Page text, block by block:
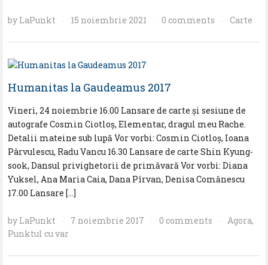
by LaPunkt · 15 noiembrie 2021 · 0 comments · Carte
Humanitas la Gaudeamus 2017
Vineri, 24 noiembrie 16.00 Lansare de carte și sesiune de
autografe Cosmin Ciotloș, Elementar, dragul meu Rache.
Detalii mateine sub lupă Vor vorbi: Cosmin Ciotloș, Ioana
Pârvulescu, Radu Vancu 16.30 Lansare de carte Shin Kyung-
sook, Dansul privighetorii de primăvară Vor vorbi: Diana
Yuksel, Ana Maria Caia, Dana Pîrvan, Denisa Comănescu
17.00 Lansare […]
by LaPunkt · 7 noiembrie 2017 · 0 comments · Agora,
Punktul cu var